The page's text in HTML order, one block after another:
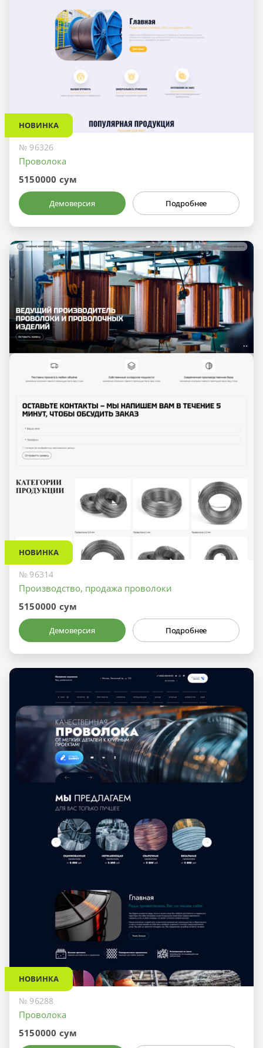
НОВИНКА
№ 96326
Проволока
5150000 сум
Демоверсия Подробнее
НОВИНКА
№ 96314
Производство, продажа проволоки
5150000 сум
Демоверсия Подробнее
НОВИНКА
№ 96288
Проволока
5150000 сум